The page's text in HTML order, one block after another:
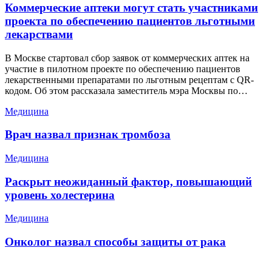
Коммерческие аптеки могут стать участниками
проекта по обеспечению пациентов льготными
лекарствами
В Москве стартовал сбор заявок от коммерческих аптек на
участие в пилотном проекте по обеспечению пациентов
лекарственными препаратами по льготным рецептам с QR-
кодом. Об этом рассказала заместитель мэра Москвы по…
Медицина
Врач назвал признак тромбоза
Медицина
Раскрыт неожиданный фактор, повышающий
уровень холестерина
Медицина
Онколог назвал способы защиты от рака